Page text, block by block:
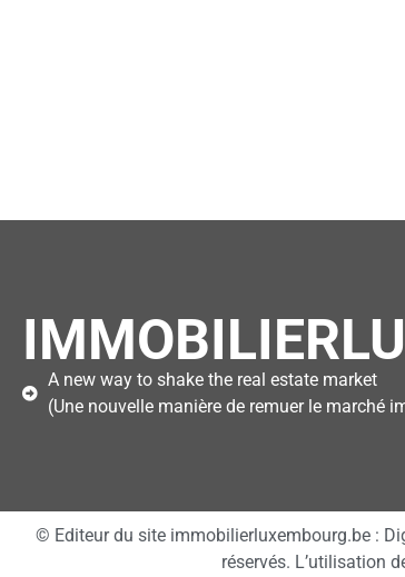
A new way to shake the real estate market
(Une nouvelle manière de remuer le marché
© Editeur du site immobilierluxembourg.be :
réservés. L’utilisation